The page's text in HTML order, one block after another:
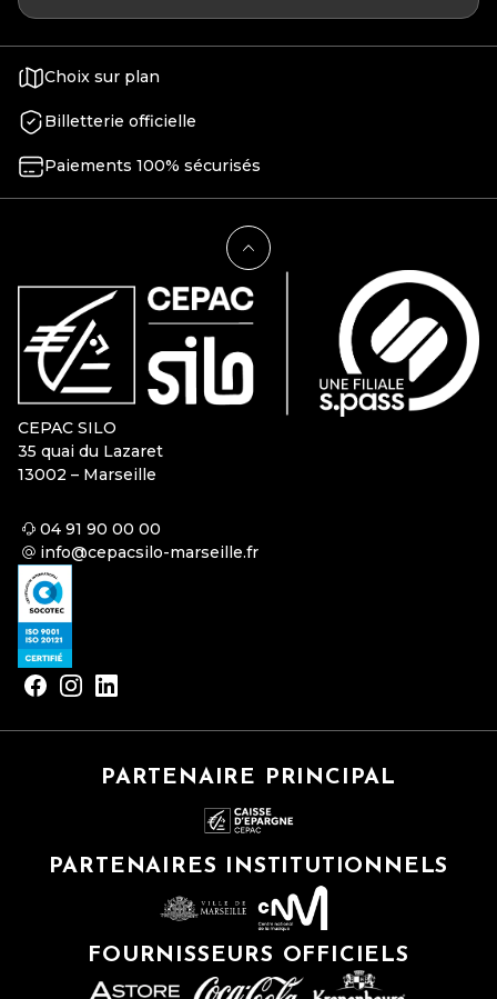
Choix sur plan
Billetterie officielle
Paiements 100% sécurisés
CEPAC SILO
35 quai du Lazaret
13002 – Marseille
04 91 90 00 00
info@cepacsilo-marseille.fr
PARTENAIRE PRINCIPAL
PARTENAIRES INSTITUTIONNELS
FOURNISSEURS OFFICIELS